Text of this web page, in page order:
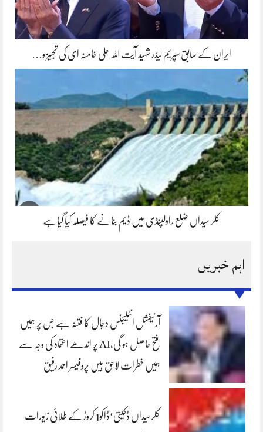
ایران کے سابق سپریم لیڈر شہید آیت اللہ علی خامنہ ای کی تجہیز و…
کلر سیداں ضلع راولپنڈی میں ڈیم بنانے کا فیصلہ کیا گیاہے
اہم خبریں
آرٹیفشل انٹلیجنس دجال کا فتنہ ہے جس پر ہمیں
فتح حاصل ہو گی،AI پر اندھے اعتماد کی وجہ سے
ہمیں خطرات لاحق ہیں پروفیسر احمد رفیق
کلرسیداں ڈکیتی‘ڈاکو1 کروڑ کے طلائی زیورات